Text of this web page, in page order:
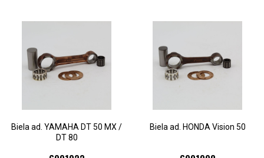
Biela ad. YAMAHA DT 50 MX /
DT 80
Biela ad. HONDA Vision 50